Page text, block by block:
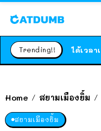
Trending!!
Home / สยามเมืองยิ้ม /
สยามเมืองยิ้ม